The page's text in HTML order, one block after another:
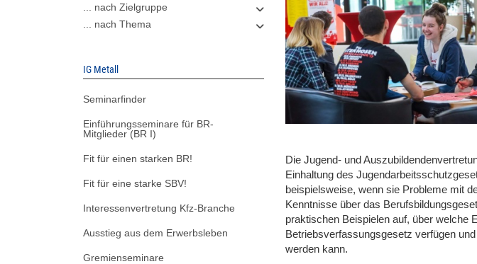
... nach Zielgruppe
... nach Thema
IG Metall
Seminarfinder
Einführungsseminare für BR-
Mitglieder (BR I)
Fit für einen starken BR!
Fit für eine starke SBV!
Interessenvertretung Kfz-Branche
Ausstieg aus dem Erwerbsleben
Gremienseminare
Die Jugend- und
Einhaltung des
beispielsweise, wenn sie Probleme mit
Kenntnisse über das
praktischen Beispielen auf, über welche
Betriebsverfassungsgesetz verfügen
werden kann.